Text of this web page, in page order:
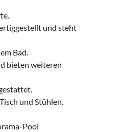
und steht
Bad.
bieten weiteren
und Stühlen.
Pool